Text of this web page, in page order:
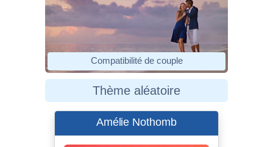
Compatibilité de couple
Thème aléatoire
Amélie Nothomb